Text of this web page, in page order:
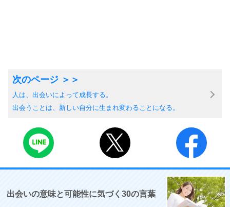
人は、出会いによって成長する。
出会うことは、新しい自分に生まれ変わることになる。
出会いの意味と可能性に気づく30の言葉